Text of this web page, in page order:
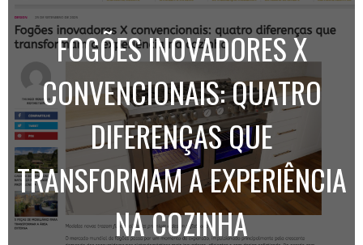
FOGÕES INOVADORES X
CONVENCIONAIS: QUATRO
DIFERENÇAS QUE
TRANSFORMAM A EXPERIÊNCIA
NA COZINHA